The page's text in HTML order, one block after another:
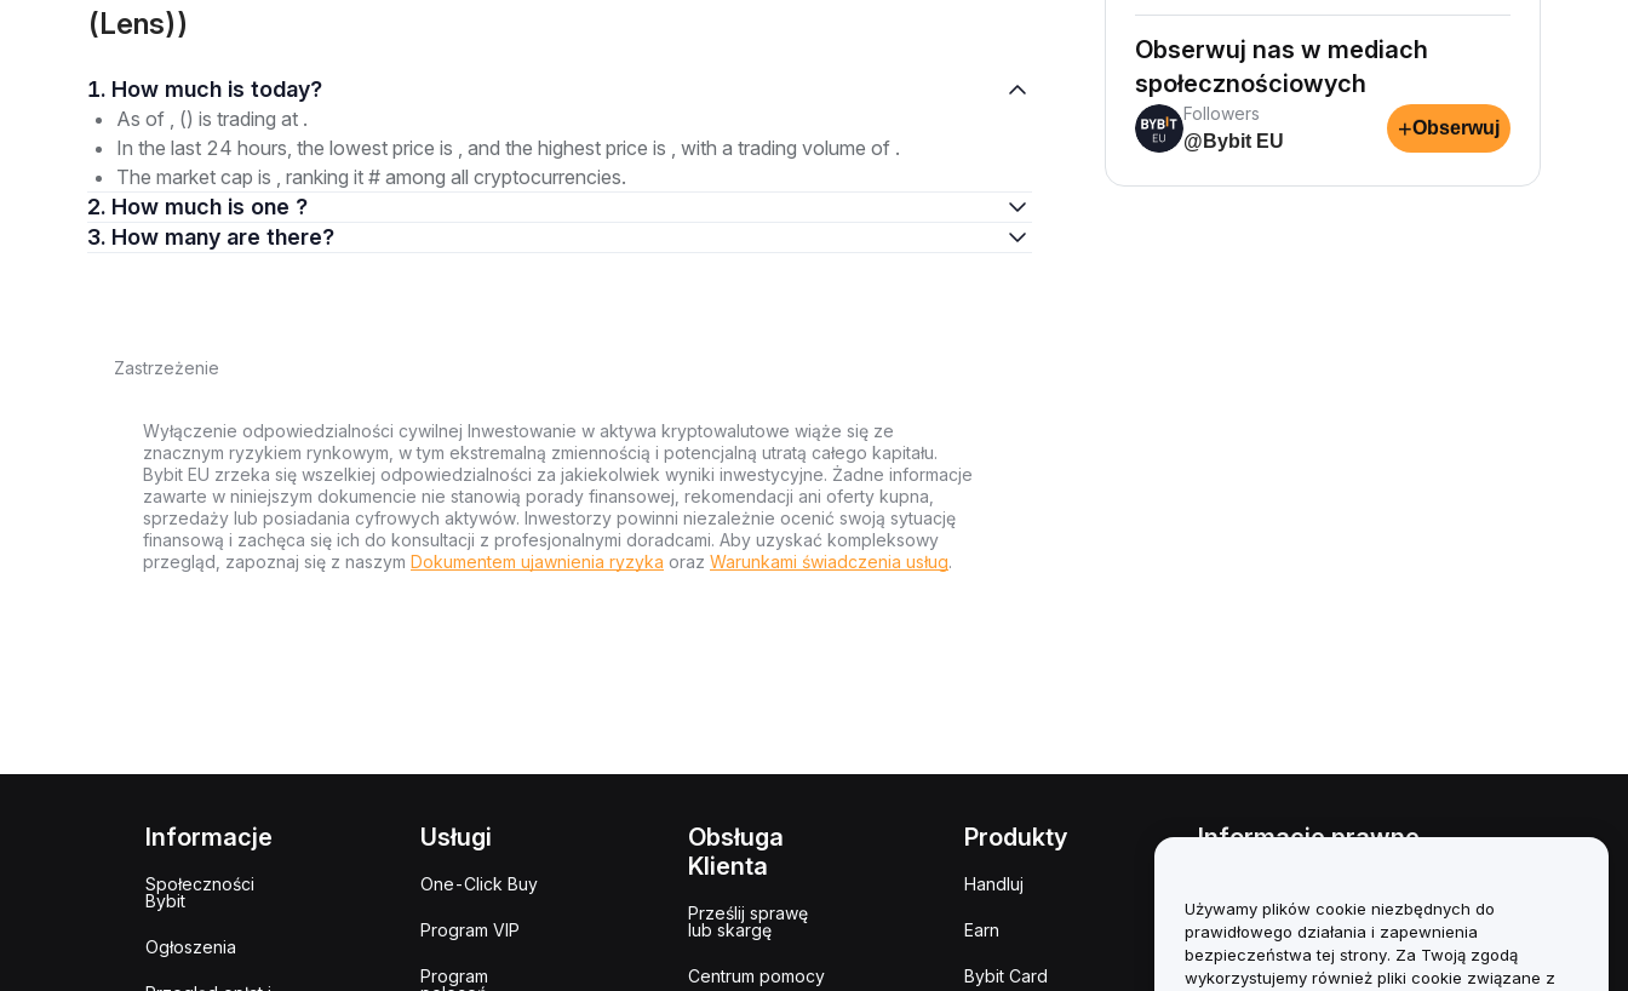
(Lens))
1. How much is today?
As of , () is trading at .
In the last 24 hours, the lowest price is , and the highest price is , with a trading volume of .
The market cap is , ranking it # among all cryptocurrencies.
2. How much is one ?
3. How many are there?
Zastrzeżenie
Wyłączenie odpowiedzialności cywilnej Inwestowanie w aktywa kryptowalutowe wiąże się ze
znacznym ryzykiem rynkowym, w tym ekstremalną zmiennością i potencjalną utratą całego kapitału.
Bybit EU zrzeka się wszelkiej odpowiedzialności za jakiekolwiek wyniki inwestycyjne. Żadne informacje
zawarte w niniejszym dokumencie nie stanowią porady finansowej, rekomendacji ani oferty kupna,
sprzedaży lub posiadania cyfrowych aktywów. Inwestorzy powinni niezależnie ocenić swoją sytuację
finansową i zachęca się ich do konsultacji z profesjonalnymi doradcami. Aby uzyskać kompleksowy
przegląd, zapoznaj się z naszym Dokumentem ujawnienia ryzyka oraz Warunkami świadczenia usług.
Obserwuj nas w mediach
społecznościowych
Followers
@Bybit EU
+Obserwuj
Informacje
Społeczności
Bybit
Ogłoszenia
Usługi
One-Click Buy
Program VIP
Program
Obsługa
Klienta
Prześlij sprawę
lub skargę
Centrum pomocy
Produkty
Handluj
Earn
Bybit Card
Informacje prawne
interesów
Podsumowanie polityki
powiernictwa i zarządzania
Używamy plików cookie niezbędnych do
prawidłowego działania i zapewnienia
bezpieczeństwa tej strony. Za Twoją zgodą
wykorzystujemy również pliki cookie związane z